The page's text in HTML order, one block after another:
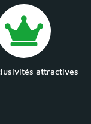
attractives